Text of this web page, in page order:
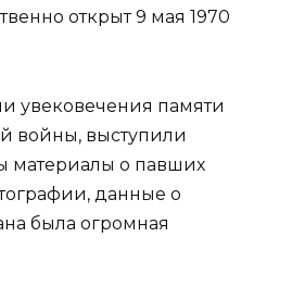
открыт 9 мая 1970
увековечения памяти
войны, выступили
материалы о павших
данные о
была огромная